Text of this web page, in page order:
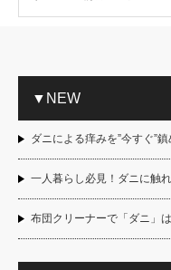
▼NEW
ダニによる痒みを”今すぐ”
一人暮らし必見！ダニに触
布団クリーナーで「ダニ」